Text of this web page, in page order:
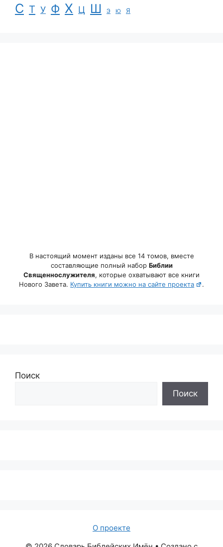
С Т У Ф Х Ц Ш Э Ю Я
В настоящий момент изданы все 14 томов, вместе
составляющие полный набор Библии
Священнослужителя, которые охватывают все книги
Нового Завета. Купить книги можно на сайте проекта .
Поиск
Поиск
О проекте